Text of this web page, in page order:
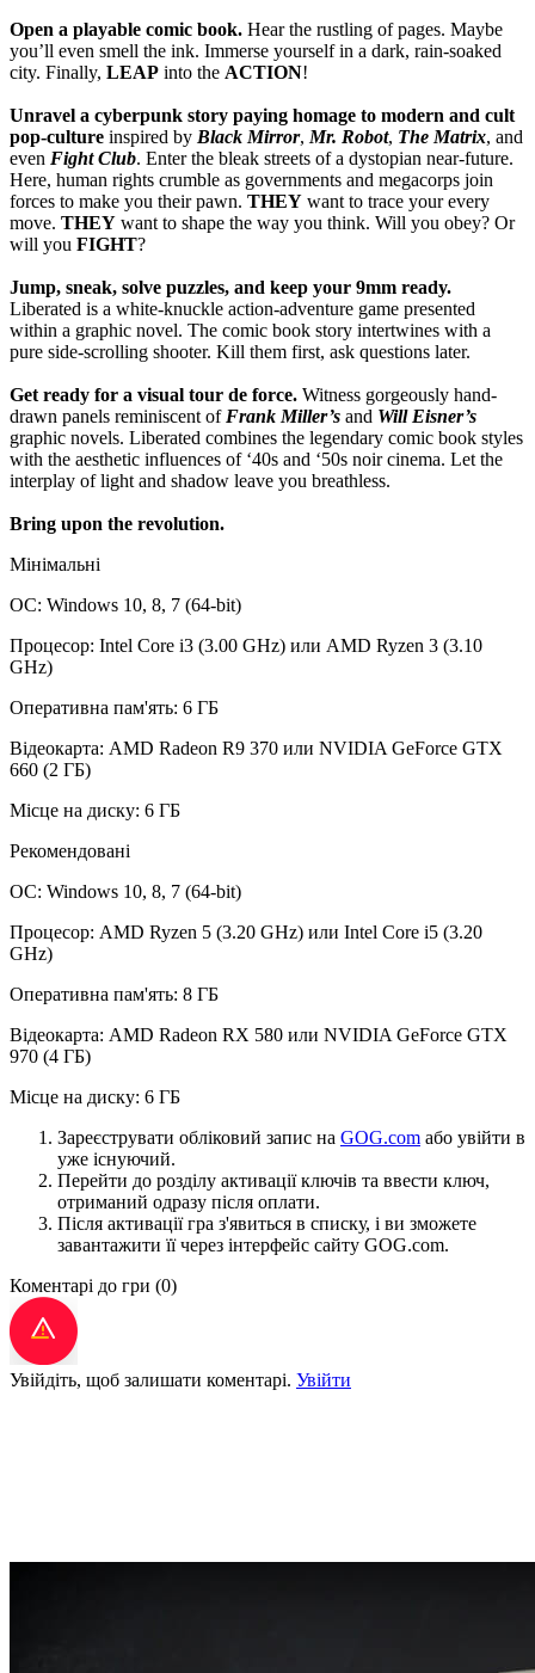
Open a playable comic book. Hear the rustling of pages. Maybe
you’ll even smell the ink. Immerse yourself in a dark, rain-soaked
city. Finally, LEAP into the ACTION!
Unravel a cyberpunk story paying homage to modern and cult
pop-culture inspired by Black Mirror, Mr. Robot, The Matrix, and
even Fight Club. Enter the bleak streets of a dystopian near-future.
Here, human rights crumble as governments and megacorps join
forces to make you their pawn. THEY want to trace your every
move. THEY want to shape the way you think. Will you obey? Or
will you FIGHT?
Jump, sneak, solve puzzles, and keep your 9mm ready.
Liberated is a white-knuckle action-adventure game presented
within a graphic novel. The comic book story intertwines with a
pure side-scrolling shooter. Kill them first, ask questions later.
Get ready for a visual tour de force. Witness gorgeously hand-
drawn panels reminiscent of Frank Miller’s and Will Eisner’s
graphic novels. Liberated combines the legendary comic book styles
with the aesthetic influences of ‘40s and ‘50s noir cinema. Let the
interplay of light and shadow leave you breathless.
Bring upon the revolution.
Мінімальні
ОС: Windows 10, 8, 7 (64-bit)
Процесор: Intel Core i3 (3.00 GHz) или AMD Ryzen 3 (3.10
GHz)
Оперативна пам'ять: 6 ГБ
Відеокарта: AMD Radeon R9 370 или NVIDIA GeForce GTX
660 (2 ГБ)
Місце на диску: 6 ГБ
Рекомендовані
ОС: Windows 10, 8, 7 (64-bit)
Процесор: AMD Ryzen 5 (3.20 GHz) или Intel Core i5 (3.20
GHz)
Оперативна пам'ять: 8 ГБ
Відеокарта: AMD Radeon RX 580 или NVIDIA GeForce GTX
970 (4 ГБ)
Місце на диску: 6 ГБ
Зареєструвати обліковий запис на GOG.com або увійти в
уже існуючий.
Перейти до розділу активації ключів та ввести ключ,
отриманий одразу після оплати.
Після активації гра з'явиться в списку, і ви зможете
завантажити її через інтерфейс сайту GOG.com.
Коментарі до гри (0)
Увійдіть, щоб залишати коментарі. Увійти